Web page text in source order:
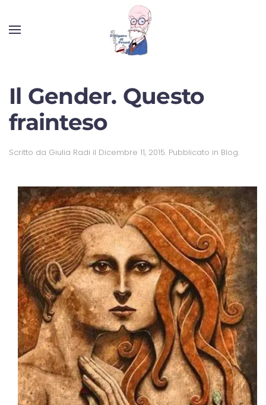
Il Gender. Questo
frainteso
Scritto da Giulia Radi il Dicembre 11, 2015. Pubblicato in Blog.